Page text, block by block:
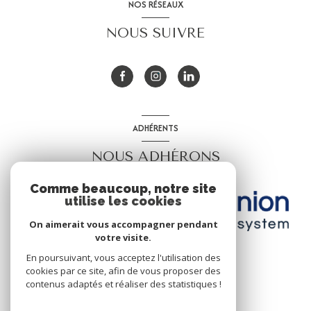
NOS RÉSEAUX
NOUS SUIVRE
ADHÉRENTS
NOUS ADHÉRONS
Comme beaucoup, notre site
utilise les cookies
On aimerait vous accompagner pendant
votre visite.
En poursuivant, vous acceptez l'utilisation des
cookies par ce site, afin de vous proposer des
contenus adaptés et réaliser des statistiques !